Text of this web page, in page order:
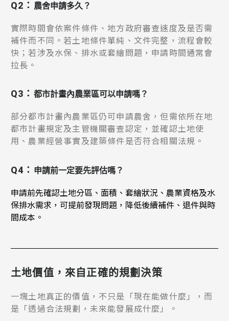
Q2： 農舍申請多久？
實際時間會依案件條件、地方政府審查速度及是否需
補件而不同。若土地條件單純、文件完整，流程會較
快；若涉及水保、排水或套繪問題，申請時間通常會
拉長。
Q3： 都市計畫內農業區可以申請嗎？
部分都市計畫內農業區仍可申請農舍，但需依所在地
都市計畫規定及主管機關審查認定，並確認土地使
用、農業經營事實及建築條件是否符合相關法規。
Q4： 申請前一定要先評估嗎？
申請前先確認土地分區、面積、套繪狀況、農業資格及水
保排水需求，可提前發現問題，降低後續補件、退件與時
間成本。
土地價值，來自正確的規劃決策
一塊土地真正的價值，不只是「現在能做什麼」，而
是「透過合法規劃，未來能發展成什麼」。